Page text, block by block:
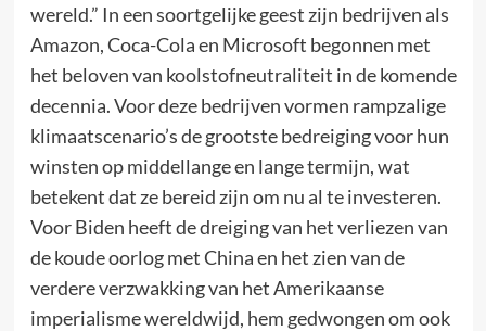
wereld.” In een soortgelijke geest zijn bedrijven als
Amazon, Coca-Cola en Microsoft begonnen met
het beloven van koolstofneutraliteit in de komende
decennia. Voor deze bedrijven vormen rampzalige
klimaatscenario’s de grootste bedreiging voor hun
winsten op middellange en lange termijn, wat
betekent dat ze bereid zijn om nu al te investeren.
Voor Biden heeft de dreiging van het verliezen van
de koude oorlog met China en het zien van de
verdere verzwakking van het Amerikaanse
imperialisme wereldwijd, hem gedwongen om ook